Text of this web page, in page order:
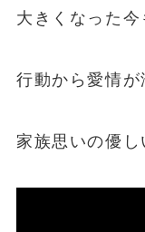
大きくなった今
行動から愛情が
家族思いの優し